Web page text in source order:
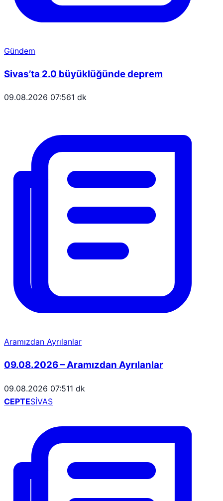
Gündem
Sivas’ta 2.0 büyüklüğünde deprem
09.08.2026 07:561 dk
Aramızdan Ayrılanlar
09.08.2026 – Aramızdan Ayrılanlar
09.08.2026 07:511 dk
CEPTESİVAS